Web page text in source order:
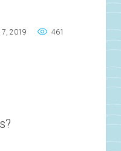
2019 461